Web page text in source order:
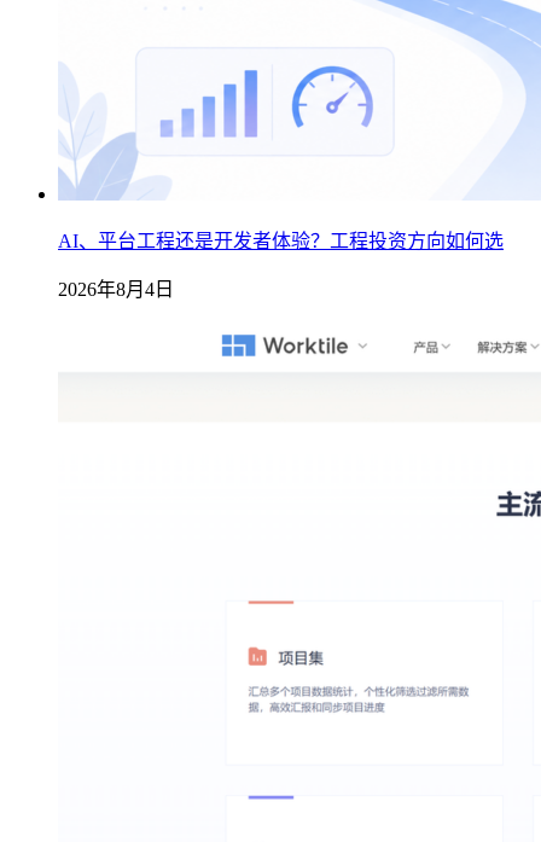
AI、平台工程还是开发者体验？工程投资方向如何选
2026年8月4日